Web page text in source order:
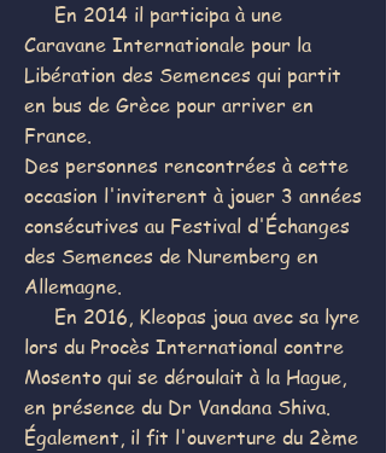
En 2014 il participa à une
Caravane Internationale pour la
Libération des Semences qui partit
en bus de Grèce pour arriver en
France.
Des personnes rencontrées à cette
occasion l'inviterent à jouer 3 années
consécutives au Festival d'Échanges
des Semences de Nuremberg en
Allemagne.
En 2016, Kleopas joua avec sa lyre
lors du Procès International contre
Mosento qui se déroulait à la Hague,
en présence du Dr Vandana Shiva.
Également, il fit l'ouverture du 2ème